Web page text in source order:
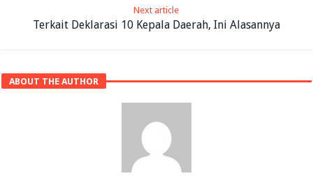
Next article
Terkait Deklarasi 10 Kepala Daerah, Ini Alasannya
ABOUT THE AUTHOR